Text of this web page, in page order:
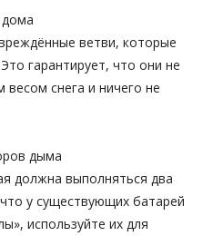
ветви, которые
гарантирует, что они не
снега и ничего не
дыма
должна выполняться два
у существующих батарей
используйте их для